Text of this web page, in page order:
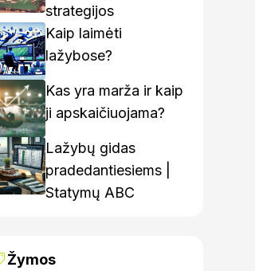
strategijos
Kaip laimėti
lažybose?
Kas yra marža ir kaip
ji apskaičiuojama?
Lažybų gidas
pradedantiesiems |
Statymų ABC
Žymos